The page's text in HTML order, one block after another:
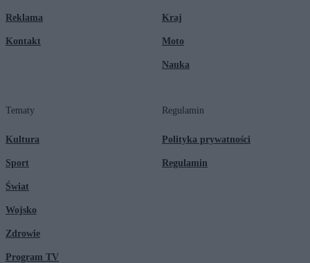
Reklama
Kontakt
Kraj
Moto
Nauka
Tematy
Kultura
Sport
Świat
Wojsko
Zdrowie
Program TV
Regulamin
Polityka prywatności
Regulamin